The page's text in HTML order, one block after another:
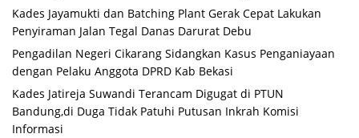
Kades Jayamukti dan Batching Plant Gerak Cepat Lakukan
Penyiraman Jalan Tegal Danas Darurat Debu
Pengadilan Negeri Cikarang Sidangkan Kasus Penganiayaan
dengan Pelaku Anggota DPRD Kab Bekasi
Kades Jatireja Suwandi Terancam Digugat di PTUN
Bandung,di Duga Tidak Patuhi Putusan Inkrah Komisi
Informasi